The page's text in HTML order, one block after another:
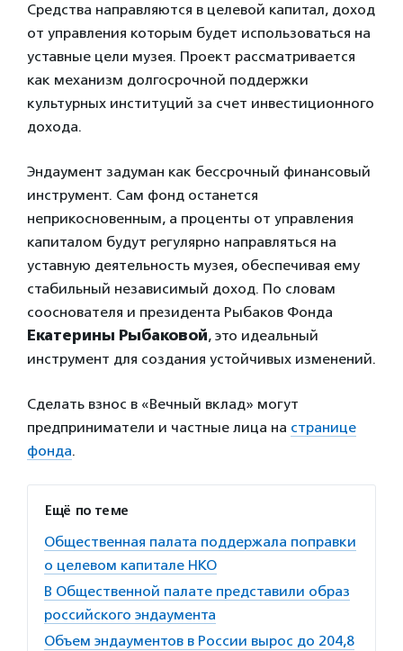
Средства направляются в целевой капитал, доход
от управления которым будет использоваться на
уставные цели музея. Проект рассматривается
как механизм долгосрочной поддержки
культурных институций за счет инвестиционного
дохода.
Эндаумент задуман как бессрочный финансовый
инструмент. Сам фонд останется
неприкосновенным, а проценты от управления
капиталом будут регулярно направляться на
уставную деятельность музея, обеспечивая ему
стабильный независимый доход. По словам
сооснователя и президента Рыбаков Фонда
Екатерины Рыбаковой, это идеальный
инструмент для создания устойчивых изменений.
Сделать взнос в «Вечный вклад» могут
предприниматели и частные лица на странице
фонда.
Ещё по теме
Общественная палата поддержала поправки
о целевом капитале НКО
В Общественной палате представили образ
российского эндаумента
Объем эндаументов в России вырос до 204,8